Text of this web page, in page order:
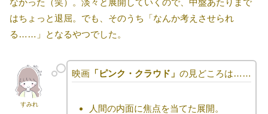
はちょっと退屈。でも、そのうち「なんか考えさせられ
る……」となるやつでした。
すみれ
映画「ピンク・クラウド」 の見どころは……
人間の内面に焦点を当てた展開。